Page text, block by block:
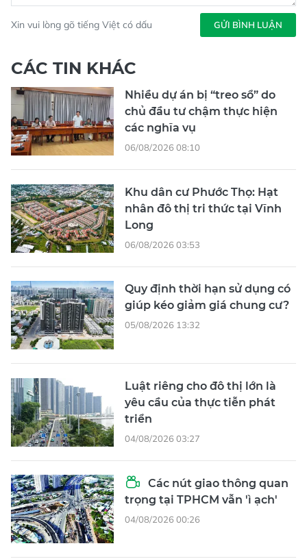
Xin vui lòng gõ tiếng Việt có dấu GỬI BÌNH LUẬN
CÁC TIN KHÁC
Nhiều dự án bị “treo sổ” do
chủ đầu tư chậm thực hiện
các nghĩa vụ
06/08/2026 08:10
Khu dân cư Phước Thọ: Hạt
nhân đô thị tri thức tại Vĩnh
Long
06/08/2026 03:53
Quy định thời hạn sử dụng có
giúp kéo giảm giá chung cư?
05/08/2026 13:32
Luật riêng cho đô thị lớn là
yêu cầu của thực tiễn phát
triển
04/08/2026 03:27
Các nút giao thông quan
trọng tại TPHCM vẫn 'ì ạch'
04/08/2026 00:26